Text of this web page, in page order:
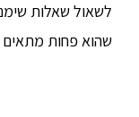
לשאול שאלות
שהוא פחות מתאים